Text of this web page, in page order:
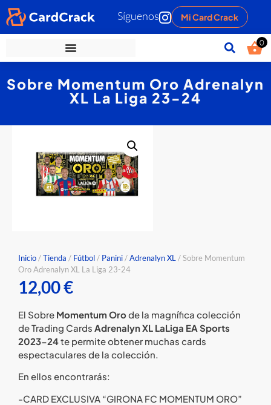
Síguenos Mi Card Crack
0
Sobre Momentum Oro Adrenalyn
XL La Liga 23-24
Inicio/Tienda / Fútbol/ Panini/Adrenalyn XL / Sobre Momentum
Oro Adrenalyn XL La Liga 23-24
12,00€
El Sobre Momentum Orode la magnífica colección
de Trading Cards Adrenalyn XL LaLiga EA Sports
2023-24te permite obtener muchas cards
espectaculares de la colección.
En ellos encontrarás:
-CARD EXCLUSIVA “GIRONA FC MOMENTUM ORO”